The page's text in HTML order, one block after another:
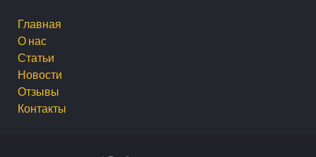
Главная
О нас
Статьи
Новости
Отзывы
Контакты